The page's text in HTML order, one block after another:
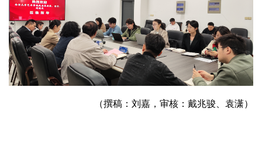
（撰稿：刘嘉，审核：戴兆骏、袁潇）